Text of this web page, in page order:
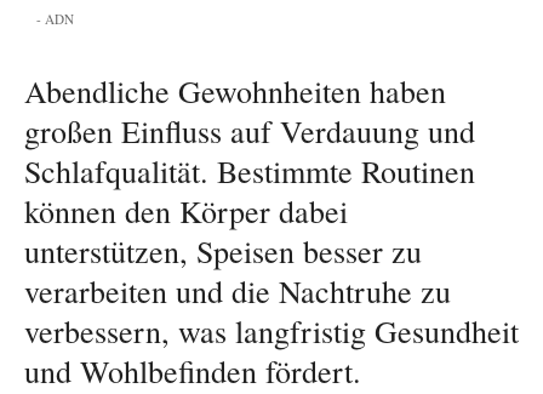
ADN
Abendliche Gewohnheiten haben
großen Einfluss auf Verdauung und
Schlafqualität. Bestimmte Routinen
können den Körper dabei
unterstützen, Speisen besser zu
verarbeiten und die Nachtruhe zu
verbessern, was langfristig Gesundheit
und Wohlbefinden fördert.